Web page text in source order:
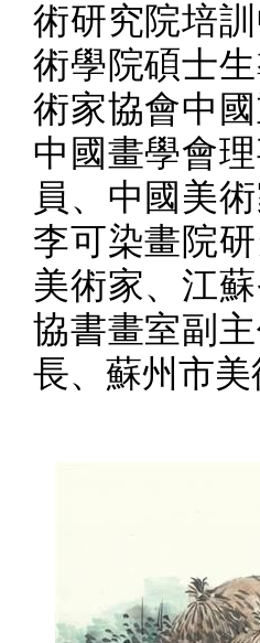
術研究院培
術學院碩士
術家協會中
中國畫學會
員、中國美
李可染畫院
美術家、江
協書畫室副
長、蘇州市